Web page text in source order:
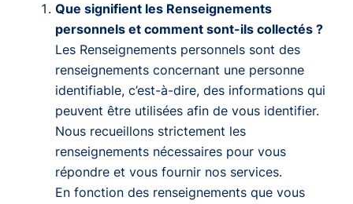
Que signifient les Renseignements
personnels et comment sont-ils collectés ?
Les Renseignements personnels sont des
renseignements concernant une personne
identifiable, c’est-à-dire, des informations qui
peuvent être utilisées afin de vous identifier.
Nous recueillons strictement les
renseignements nécessaires pour vous
répondre et vous fournir nos services.
En fonction des renseignements que vous